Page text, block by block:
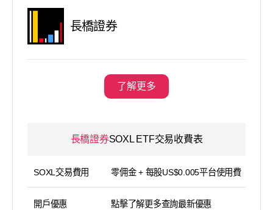
長橋證券
了解更多
長橋證券SOXL ETF交易收費表
SOXL交易費用 零佣金 + 每股US$0.005平台使用費（
開戶優惠 點擊了解更多查詢最新優惠